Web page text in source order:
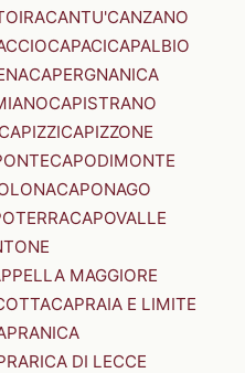
CANTU'CANZANO
CAPACICAPALBIO
CAPERGNANICA
CAPISTRANO
CAPIZZICAPIZZONE
CAPODIMONTE
CAPONAGO
CAPOVALLE
MAGGIORE
CAPRAIA E LIMITE
DI LECCE